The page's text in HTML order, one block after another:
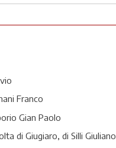
Franco
Gian Paolo
di Giugiaro, di Silli Giuliano